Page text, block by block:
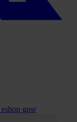
eshop gpsr